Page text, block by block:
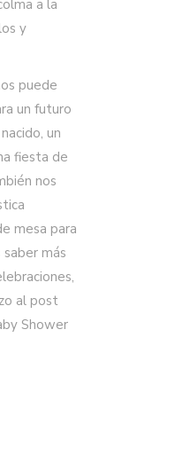
a la
y
puede
un futuro
un
fiesta de
nos
mesa para
más
al post
Shower